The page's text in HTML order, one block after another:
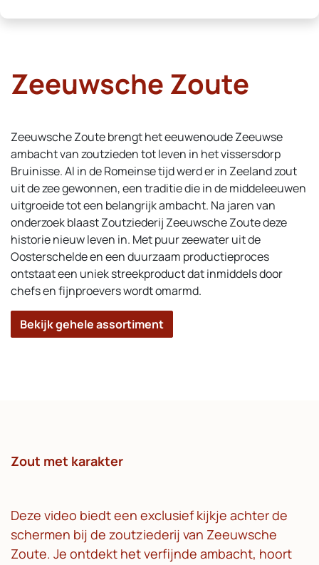
Zeeuwsche Zoute
Zeeuwsche Zoute brengt het eeuwenoude Zeeuwse
ambacht van zoutzieden tot leven in het vissersdorp
Bruinisse. Al in de Romeinse tijd werd er in Zeeland zout
uit de zee gewonnen, een traditie die in de middeleeuwen
uitgroeide tot een belangrijk ambacht. Na jaren van
onderzoek blaast Zoutziederij Zeeuwsche Zoute deze
historie nieuw leven in. Met puur zeewater uit de
Oosterschelde en een duurzaam productieproces
ontstaat een uniek streekproduct dat inmiddels door
chefs en fijnproevers wordt omarmd.
Bekijk gehele assortiment
Zout met karakter
Deze video biedt een exclusief kijkje achter de
schermen bij de zoutziederij van Zeeuwsche
Zoute. Je ontdekt het verfijnde ambacht, hoort